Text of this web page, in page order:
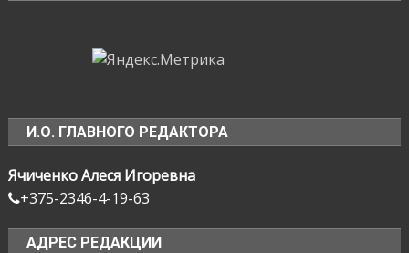
И.О. ГЛАВНОГО РЕДАКТОРА
Ячиченко Алеся Игоревна
+375-2346-4-19-63
АДРЕС РЕДАКЦИИ